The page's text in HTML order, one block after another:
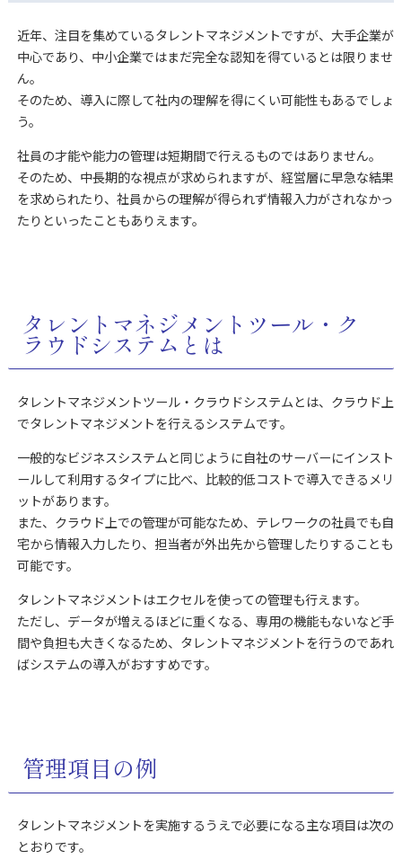
近年、注目を集めているタレントマネジメントですが、大手企業が
中心であり、中小企業ではまだ完全な認知を得ているとは限りませ
ん。
そのため、導入に際して社内の理解を得にくい可能性もあるでしょ
う。
社員の才能や能力の管理は短期間で行えるものではありません。
そのため、中長期的な視点が求められますが、経営層に早急な結果
を求められたり、社員からの理解が得られず情報入力がされなかっ
たりといったこともありえます。
タレントマネジメントツール・ク
ラウドシステムとは
タレントマネジメントツール・クラウドシステムとは、クラウド上
でタレントマネジメントを行えるシステムです。
一般的なビジネスシステムと同じように自社のサーバーにインスト
ールして利用するタイプに比べ、比較的低コストで導入できるメリ
ットがあります。
また、クラウド上での管理が可能なため、テレワークの社員でも自
宅から情報入力したり、担当者が外出先から管理したりすることも
可能です。
タレントマネジメントはエクセルを使っての管理も行えます。
ただし、データが増えるほどに重くなる、専用の機能もないなど手
間や負担も大きくなるため、タレントマネジメントを行うのであれ
ばシステムの導入がおすすめです。
管理項目の例
タレントマネジメントを実施するうえで必要になる主な項目は次の
とおりです。